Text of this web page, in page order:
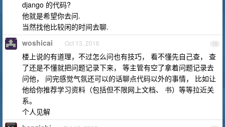
django 的代码?
他就是希望你去问.
当然找他比较闲的时间去聊.
15
woshicai Oct 13, 2016
楼上说的有道理，不过怎么问也有技巧， 看不懂先自己查， 查
了还是不懂就把问题记录下来， 等主管有空了拿着问题记录去
问他， 问完感觉气氛还可以的话聊点代码以外的事情， 比如让
他给你推荐学习资料（包括但不限网上文档、 书）等等拉近关
系。
个人见解